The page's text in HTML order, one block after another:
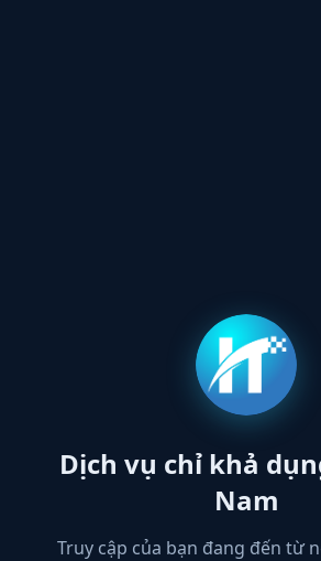
Dịch vụ chỉ khả
Nam
Truy cập của bạn đang đến từ